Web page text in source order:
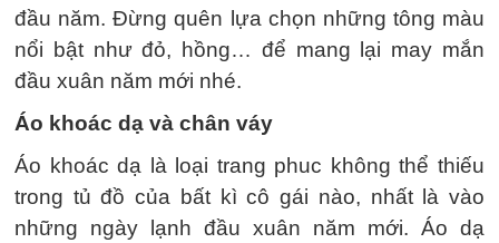
đầu năm. Đừng quên lựa chọn những tông màu
nổi bật như đỏ, hồng… để mang lại may mắn
đầu xuân năm mới nhé.
Áo khoác dạ và chân váy
Áo khoác dạ là loại trang phuc không thể thiếu
trong tủ đồ của bất kì cô gái nào, nhất là vào
những ngày lạnh đầu xuân năm mới. Áo dạ